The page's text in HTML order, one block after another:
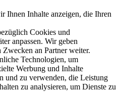
Ihnen Inhalte anzeigen, die Ihren
Cookies und
anpassen. Wir geben
an Partner weiter.
Technologien, um
Werbung und Inhalte
und zu verwenden, die Leistung
zu analysieren, um Dienste zu